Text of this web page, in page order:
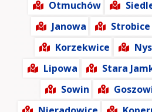
Otmuchów
Janowa
Strobice
Korzekwice
Lipowa
Stara
Sowin